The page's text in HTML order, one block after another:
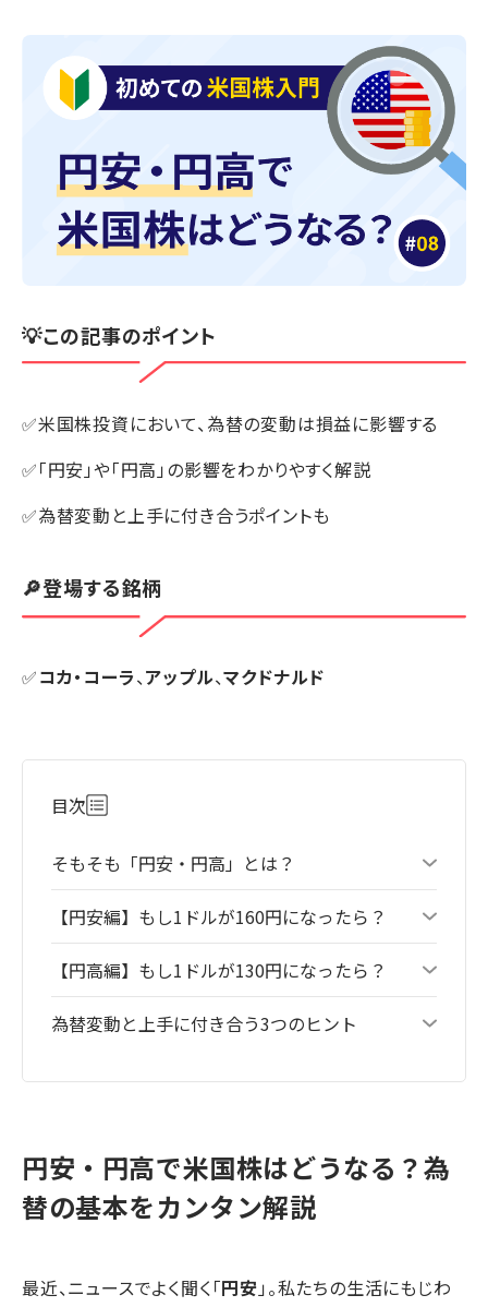
💡この記事のポイント
✅米国株投資において、為替の変動は損益に影響する
✅「円安」や「円高」の影響をわかりやすく解説
✅為替変動と上手に付き合うポイントも
🔎登場する銘柄
✅コカ・コーラ、アップル、マクドナルド
目次
そもそも「円安・円高」とは？
【円安編】もし1ドルが160円になったら？
【円高編】もし1ドルが130円になったら？
為替変動と上手に付き合う3つのヒント
円安・円高で米国株はどうなる？為
替の基本をカンタン解説
最近、ニュースでよく聞く「円安 」。私たちの生活にもじわ